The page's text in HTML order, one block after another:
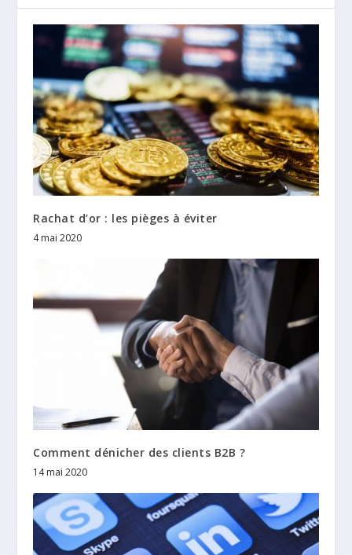
Rachat d’or : les pièges à éviter
4 mai 2020
Comment dénicher des clients B2B ?
14 mai 2020